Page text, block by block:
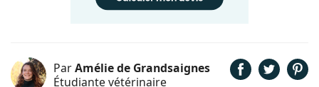
ParAmélie de Grandsaignes
Étudiante vétérinaire